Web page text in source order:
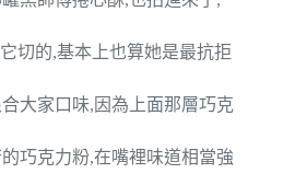
切的,基本上也算她是最抗拒
大家口味,因為上面那層巧克
巧克力粉,在嘴裡味道相當強